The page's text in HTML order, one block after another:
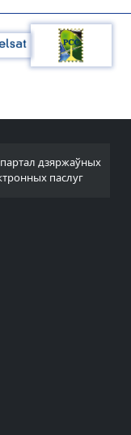
дзяржаўных
паслуг